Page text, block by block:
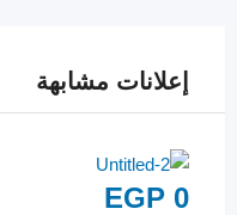
إعلانات مشابهة
EGP 0